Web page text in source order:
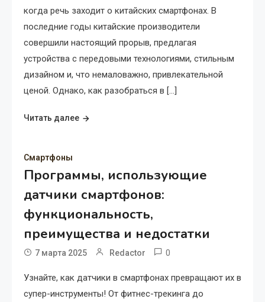
когда речь заходит о китайских смартфонах. В
последние годы китайские производители
совершили настоящий прорыв, предлагая
устройства с передовыми технологиями, стильным
дизайном и, что немаловажно, привлекательной
ценой. Однако, как разобраться в […]
Читать далее
Смартфоны
Программы, использующие
датчики смартфонов:
функциональность,
преимущества и недостатки
7 марта 2025 Redactor 0
Узнайте, как датчики в смартфонах превращают их в
супер-инструменты! От фитнес-трекинга до